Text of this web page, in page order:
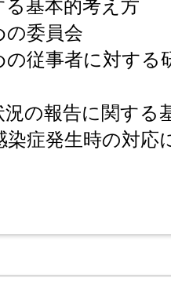
基本的考え方
の委員会
の従事者に対する
の報告に関する
染症発生時の対応